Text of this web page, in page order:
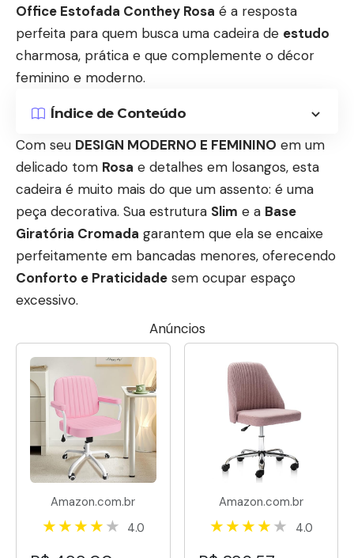
Office Estofada Conthey Rosa é a resposta
perfeita para quem busca uma cadeira de estudo
charmosa, prática e que complemente o décor
feminino e moderno.
Índice de Conteúdo
Com seu DESIGN MODERNO E FEMININO em um
delicado tom Rosa e detalhes em losangos, esta
cadeira é muito mais do que um assento: é uma
peça decorativa. Sua estrutura Slim e a Base
Giratória Cromada garantem que ela se encaixe
perfeitamente em bancadas menores, oferecendo
Conforto e Praticidade sem ocupar espaço
excessivo.
Anúncios
Amazon.com.br
4.0
Amazon.com.br
4.0